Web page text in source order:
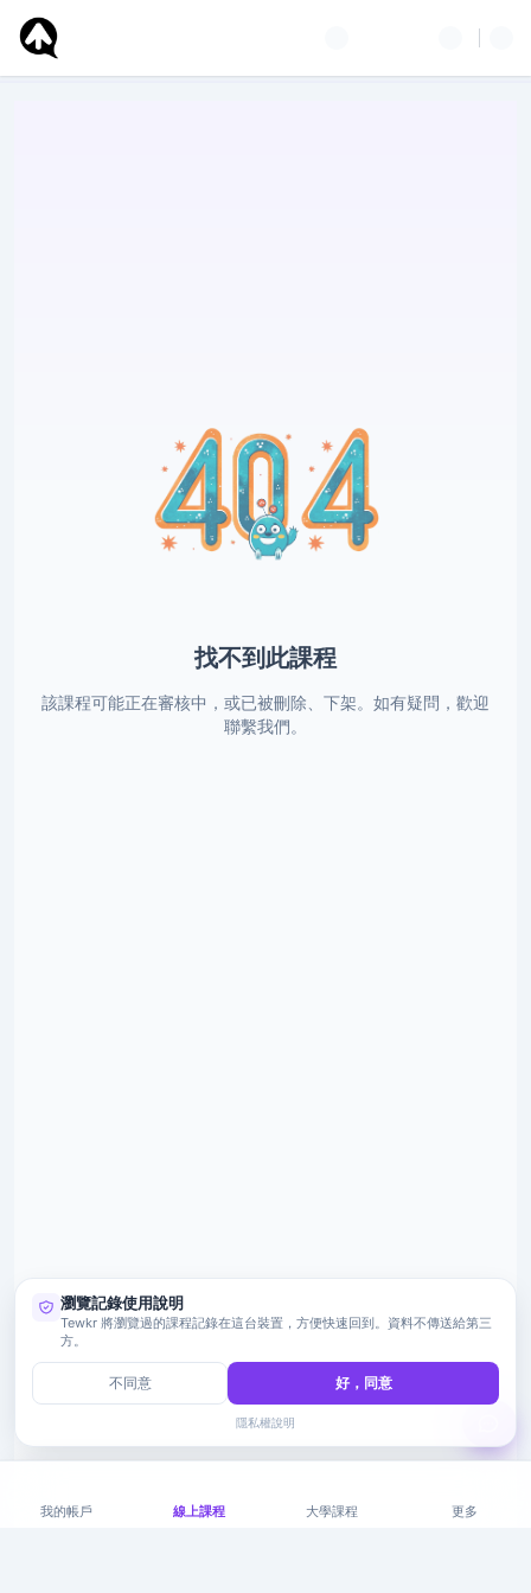
找不到此課程
該課程可能正在審核中，或已被刪除、下架。如有疑問，歡迎
聯繫我們。
我的帳戶 線上課程 大學課程 更多
瀏覽記錄使用說明
Tewkr 將瀏覽過的課程記錄在這台裝置，方便快速回到。資料不傳送給第三
方。
不同意 好，同意
隱私權說明